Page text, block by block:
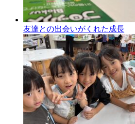
友達との出会いがくれた成長